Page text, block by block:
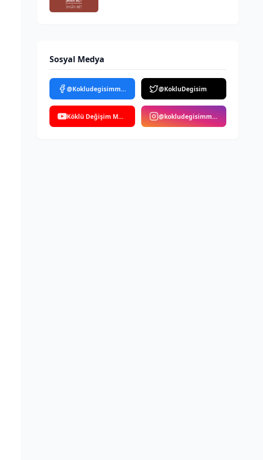
Sosyal Medya
@Kokludegisimmedya @KokluDegisim
Köklü Değişim Medya @kokludegisimmedya